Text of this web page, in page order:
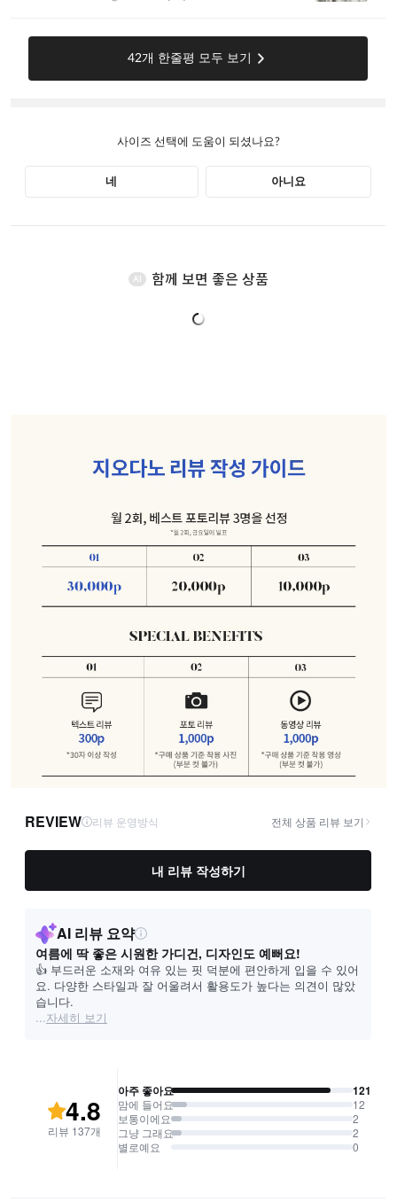
AI 함께 보면 좋은 상품